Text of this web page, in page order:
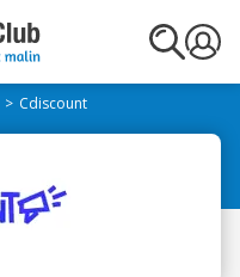
Cdiscount